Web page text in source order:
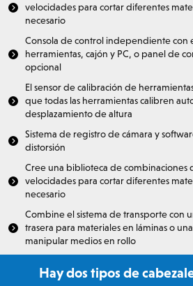
velocidades para cortar diferentes
necesario
Consola de control independiente con
herramientas, cajón y PC, o panel de
opcional
El sensor de calibración de
que todas las herramientas calibren
desplazamiento de altura
Sistema de registro de cámara y
distorsión
Cree una biblioteca de combinaciones
velocidades para cortar diferentes
necesario
Combine el sistema de transporte con
trasera para materiales en láminas o
manipular medios en rollo
Hay dos tipos de